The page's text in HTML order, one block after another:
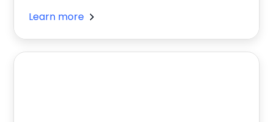
Learn more